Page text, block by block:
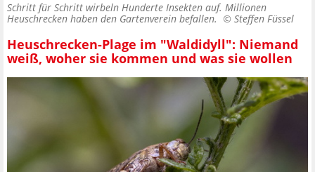
Schritt für Schritt wirbeln Hunderte Insekten auf. Millionen
Heuschrecken haben den Gartenverein befallen. © Steffen Füssel
Heuschrecken-Plage im "Waldidyll": Niemand
weiß, woher sie kommen und was sie wollen